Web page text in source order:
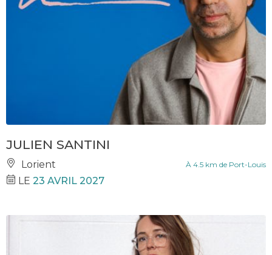
JULIEN SANTINI
Lorient À 4.5 km de Port-Louis
LE 23 AVRIL 2027